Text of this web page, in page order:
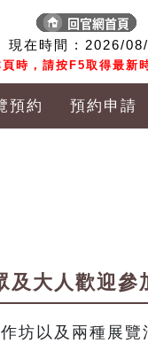
現在時間 : 2026/
時，請按F5取得最新
預約 預約申請
及大人歡迎參
坊以及兩種展覽